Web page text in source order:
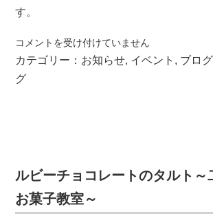
す。
青
い
ご
ト
先
生
コメントを受け付けていません
カテゴリー： お知らせ, イベント , ブログ
グ
ルビーチョコレートのタルト～
お菓子教室～